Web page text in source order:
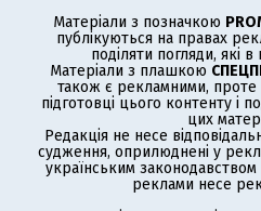
Матеріали з позначкою
публікуються на правах
поділяти погляди, які
Матеріали з плашкою
також є рекламними, проте
підготовці цього контенту і
цих
Редакція не несе
судження, оприлюднені у
українським законодавством
реклами несе